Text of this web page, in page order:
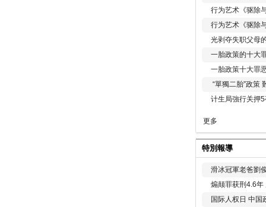
行为艺术《驱除
行为艺术《驱除
光剥夺失职父母
一胎政策的十大
一胎政策十大罪
“單獨二胎”政策
计生局強行关押
更多
特別報導
滑冰冠軍老爸劉
煽颠罪获刑4.6年
国际人权日 中国